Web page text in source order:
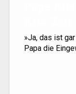
»Ja, das ist
Papa die